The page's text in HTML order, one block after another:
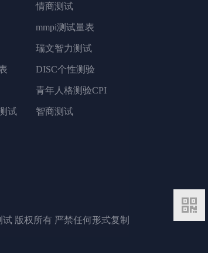
情商测试
mmpi测试量表
瑞文智力测试
DISC个性测验
青年人格测验CPI
试 智商测试
试 版权所有 严禁任何形式复制